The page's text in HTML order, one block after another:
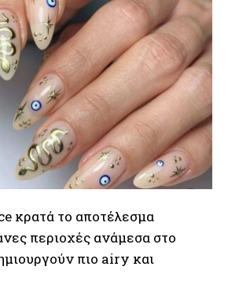
κρατά το αποτέλεσμα
περιοχές ανάμεσα στο
πιο airy και